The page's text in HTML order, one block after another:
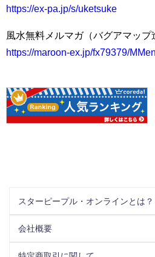
https://ex-pa.jp/s/uketsuke
風水無料メルマガ（バグアマップ
https://maroon-ex.jp/fx79379/
スターピープル・オンラインとは？
会社概要